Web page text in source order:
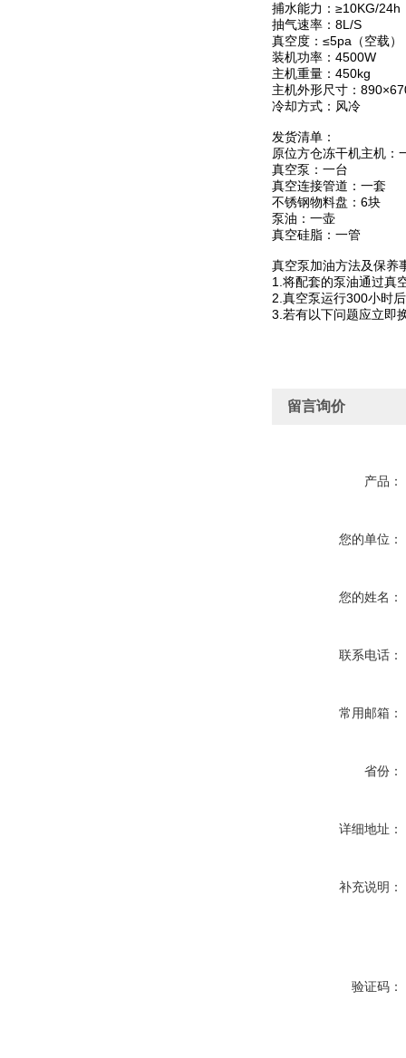
捕水能力：≥10KG/24h
抽气速率：8L/S
真空度：≤5pa（空载）
装机功率：4500W
主机重量：450kg
主机外形尺寸：
冷却方式：风冷
发货清单：
原位方仓冻干机主机：
真空泵：一台
真空连接管道：一套
不锈钢物料盘：6块
泵油：一壶
真空硅脂：一管
真空泵加油方法及保养
1.将配套的泵油通过真
2.真空泵运行300小时
3.若有以下问题应立即
留言询价
产品：
您的单位：
您的姓名：
联系电话：
常用邮箱：
省份：
详细地址：
补充说明：
验证码：